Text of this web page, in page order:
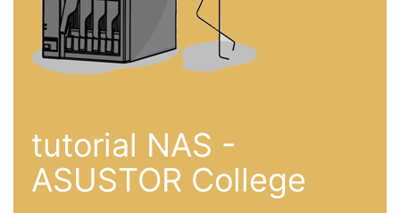
tutorial NAS -
ASUSTOR College